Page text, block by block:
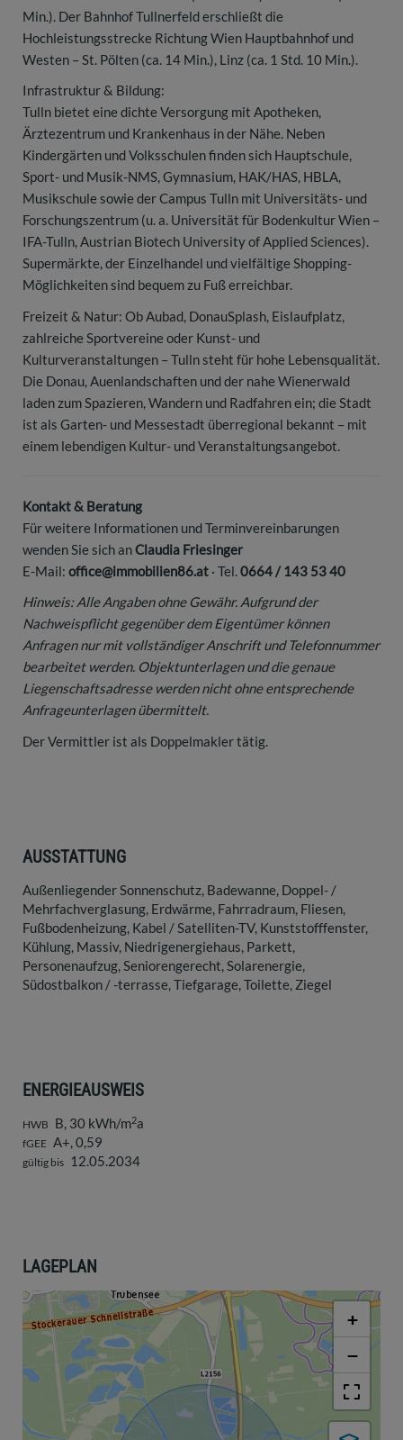
Min.). Der Bahnhof Tullnerfeld erschließt die
Hochleistungsstrecke Richtung Wien Hauptbahnhof und
Westen – St. Pölten (ca. 14 Min.), Linz (ca. 1 Std. 10 Min.).
Infrastruktur & Bildung:
Tulln bietet eine dichte Versorgung mit Apotheken,
Ärztezentrum und Krankenhaus in der Nähe. Neben
Kindergärten und Volksschulen finden sich Hauptschule,
Sport- und Musik-NMS, Gymnasium, HAK/HAS, HBLA,
Musikschule sowie der Campus Tulln mit Universitäts- und
Forschungszentrum (u. a. Universität für Bodenkultur Wien –
IFA-Tulln, Austrian Biotech University of Applied Sciences).
Supermärkte, der Einzelhandel und vielfältige Shopping-
Möglichkeiten sind bequem zu Fuß erreichbar.
Freizeit & Natur: Ob Aubad, DonauSplash, Eislaufplatz,
zahlreiche Sportvereine oder Kunst- und
Kulturveranstaltungen – Tulln steht für hohe Lebensqualität.
Die Donau, Auenlandschaften und der nahe Wienerwald
laden zum Spazieren, Wandern und Radfahren ein; die Stadt
ist als Garten- und Messestadt überregional bekannt – mit
einem lebendigen Kultur- und Veranstaltungsangebot.
Kontakt & Beratung
Für weitere Informationen und Terminvereinbarungen
wenden Sie sich anClaudia Friesinger
E-Mail: office@immobilien86.at · Tel.0664 / 143 53 40
Hinweis: Alle Angaben ohne Gewähr. Aufgrund der
Nachweispflicht gegenüber dem Eigentümer können
Anfragen nur mit vollständiger Anschrift und Telefonnummer
bearbeitet werden. Objektunterlagen und die genaue
Liegenschaftsadresse werden nicht ohne entsprechende
Anfrageunterlagen übermittelt.
Der Vermittler ist als Doppelmakler tätig.
AUSSTATTUNG
Außenliegender Sonnenschutz Badewanne Doppel- /
Mehrfachverglasung Erdwärme Fahrradraum Fliesen
Fußbodenheizung Kabel / Satelliten-TV Kunststofffenster
Kühlung Massiv Niedrigenergiehaus Parkett
Personenaufzug Seniorengerecht Solarenergie
Südostbalkon / -terrasse Tiefgarage Toilette Ziegel
ENERGIEAUSWEIS
HWB B, 30 kWh/m2a
fGEE A+, 0,59
gültig bis 12.05.2034
LAGEPLAN
+
−